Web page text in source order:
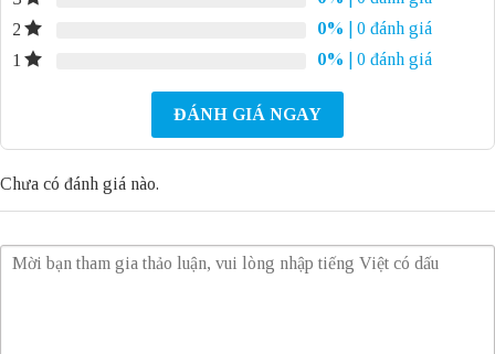
2
0%
| 0 đánh giá
1
0% | 0 đánh giá
ĐÁNH GIÁ NGAY
Chưa có đánh giá nào.